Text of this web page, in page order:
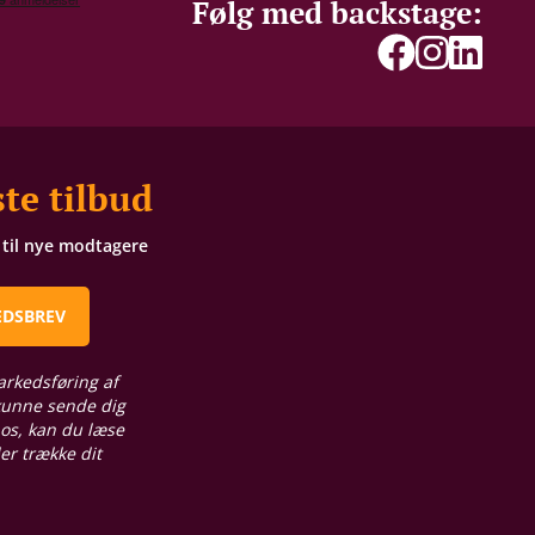
Følg med backstage:
tilbud
nye modtagere
af
sende dig
kan du læse
trække dit